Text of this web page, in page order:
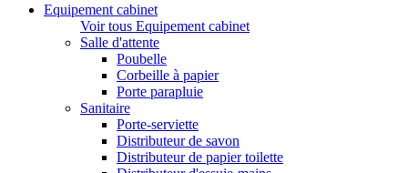
Equipement cabinet
Voir tous Equipement cabinet
Salle d'attente
Poubelle
Corbeille à papier
Porte parapluie
Sanitaire
Porte-serviette
Distributeur de savon
Distributeur de papier toilette